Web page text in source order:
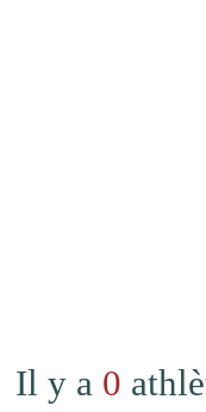
Il y a 0